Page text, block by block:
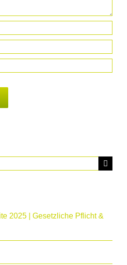
2025 | Gesetzliche Pflicht &